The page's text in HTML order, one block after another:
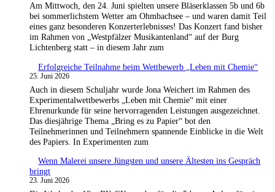
Am Mittwoch, den 24. Juni spielten unsere Bläserklassen 5b und 6b
bei sommerlichstem Wetter am Ohmbachsee – und waren damit Teil
eines ganz besonderen Konzerterlebnisses! Das Konzert fand bisher
im Rahmen von „Westpfälzer Musikantenland“ auf der Burg
Lichtenberg statt – in diesem Jahr zum
Erfolgreiche Teilnahme beim Wettbewerb „Leben mit Chemie“
25. Juni 2026
Auch in diesem Schuljahr wurde Jona Weichert im Rahmen des
Experimentalwettbewerbs „Leben mit Chemie“ mit einer
Ehrenurkunde für seine hervorragenden Leistungen ausgezeichnet.
Das diesjährige Thema „Bring es zu Papier“ bot den
Teilnehmerinnen und Teilnehmern spannende Einblicke in die Welt
des Papiers. In Experimenten zum
Wenn Malerei unsere Jüngsten und unsere Ältesten ins Gespräch
bringt
23. Juni 2026